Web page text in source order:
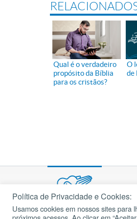
Qual é o verdadeiro
propósito da Bíblia
para os cristãos?
O
de
cancaonova.com© 2002 – 2026
Política de Privacidade e Cookies:
Usamos cookies em nossos sites para